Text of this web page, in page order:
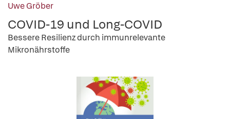
Uwe Gröber
COVID-19 und Long-COVID
Bessere Resilienz durch immunrelevante
Mikronährstoffe